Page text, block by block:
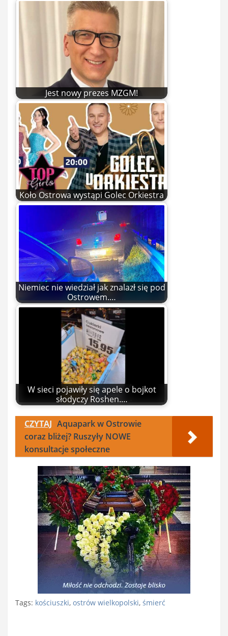
Jest nowy prezes MZGM!
Koło Ostrowa wystąpi Golec Orkiestra
Niemiec nie wiedział jak znalazł się pod
Ostrowem.…
W sieci pojawiły się apele o bojkot
słodyczy Roshen.…
CZYTAJ Aquapark w Ostrowie
coraz bliżej? Ruszyły NOWE
konsultacje społeczne
Tags: kościuszki, ostrów wielkopolski, śmierć